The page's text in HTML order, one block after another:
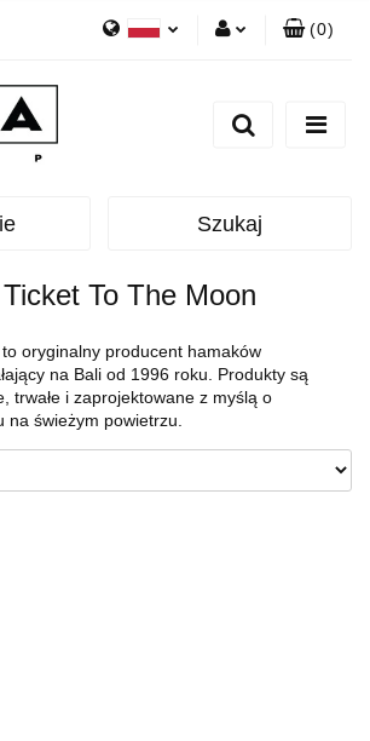
Zarejestruj się
(0)
Szukaj
To The Moon
oryginalny producent hamaków
na Bali od 1996 roku. Produkty są
trwałe i zaprojektowane z myślą o
na świeżym powietrzu.